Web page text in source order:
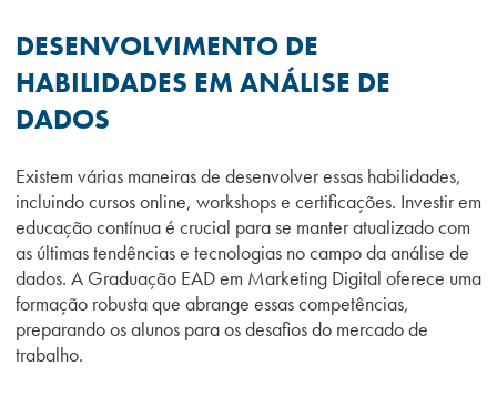
DESENVOLVIMENTO DE
HABILIDADES EM ANÁLISE DE
DADOS
Existem várias maneiras de desenvolver essas habilidades,
incluindo cursos online, workshops e certificações. Investir em
educação contínua é crucial para se manter atualizado com
as últimas tendências e tecnologias no campo da análise de
dados. A Graduação EAD em Marketing Digital oferece uma
formação robusta que abrange essas competências,
preparando os alunos para os desafios do mercado de
trabalho.